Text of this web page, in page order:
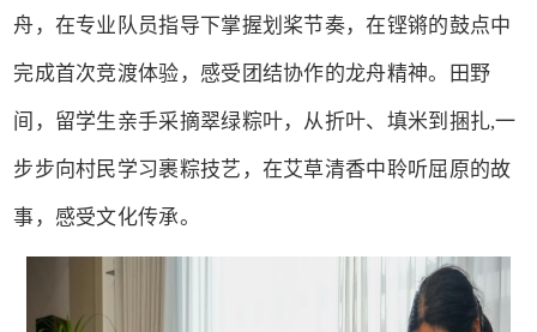
舟，在专业队员指导下掌握划桨节奏，在铿锵的鼓点中
完成首次竞渡体验，感受团结协作的龙舟精神。田野
间，留学生亲手采摘翠绿粽叶，从折叶、填米到捆扎,一
步步向村民学习裹粽技艺，在艾草清香中聆听屈原的故
事，感受文化传承。